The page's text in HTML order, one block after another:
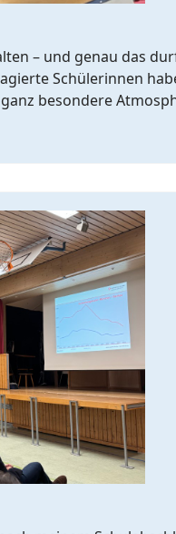
– und genau das
Schülerinnen
besondere